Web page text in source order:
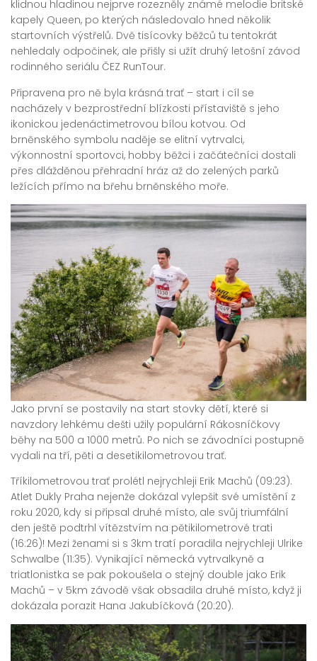
klidnou hladinou nejprve rozezněly známé melodie britské
kapely Queen, po kterých následovalo hned několik
startovních výstřelů. Dvě tisícovky běžců tu tentokrát
nehledaly odpočinek, ale přišly si užít druhý letošní závod
rodinného seriálu ČEZ RunTour.
Připravena pro ně byla krásná trať – start i cíl se
nacházely v bezprostřední blízkosti přístaviště s jeho
ikonickou jedenáctimetrovou bílou kotvou. Od
brněnského symbolu naděje se elitní vytrvalci,
výkonnostní sportovci, hobby běžci i začátečníci dostali
přes dlážděnou přehradní hráz až do zelených parků
ležících přímo na břehu brněnského moře.
Jako první se postavily na start stovky dětí, které si
navzdory lehkému dešti užily populární Rákosníčkovy
běhy na 500 a 1000 metrů. Po nich se závodníci postupně
vydali na tří, pěti a desetikilometrovou trať.
Tříkilometrovou trať prolétl nejrychleji Erik Machů (09:23).
Atlet Dukly Praha nejenže dokázal vylepšit své umístění z
roku 2020, kdy si připsal druhé místo, ale svůj triumfální
den ještě podtrhl vítězstvím na pětikilometrové trati
(16:26)! Mezi ženami si s 3km tratí poradila nejrychleji Ulrike
Schwalbe (11:35). Vynikající německá vytrvalkyně a
triatlonistka se pak pokoušela o stejný double jako Erik
Machů – v 5km závodě však obsadila druhé místo, když ji
dokázala porazit Hana Jakubíčková (20:20).